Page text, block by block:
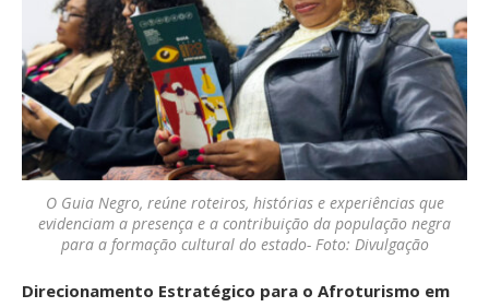
O Guia Negro, reúne roteiros, histórias e experiências que
evidenciam a presença e a contribuição da população negra
para a formação cultural do estado- Foto: Divulgação
Direcionamento Estratégico para o Afroturismo em